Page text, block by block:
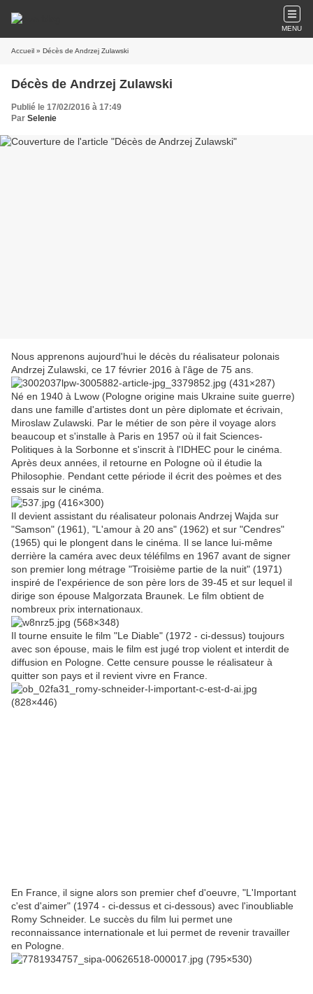
MENU
Accueil » Décès de Andrzej Zulawski
Décès de Andrzej Zulawski
Publié le 17/02/2016 à 17:49
Par Selenie
Nous apprenons aujourd'hui le décès du réalisateur polonais
Andrzej Zulawski, ce 17 février 2016 à l'âge de 75 ans.
Né en 1940 à Lwow (Pologne origine mais Ukraine suite guerre)
dans une famille d'artistes dont un père diplomate et écrivain,
Miroslaw Zulawski. Par le métier de son père il voyage alors
beaucoup et s'installe à Paris en 1957 où il fait Sciences-
Politiques à la Sorbonne et s'inscrit à l'IDHEC pour le cinéma.
Après deux années, il retourne en Pologne où il étudie la
Philosophie. Pendant cette période il écrit des poèmes et des
essais sur le cinéma.
Il devient assistant du réalisateur polonais Andrzej Wajda sur
"Samson" (1961), "L'amour à 20 ans" (1962) et sur "Cendres"
(1965) qui le plongent dans le cinéma. Il se lance lui-même
derrière la caméra avec deux téléfilms en 1967 avant de signer
son premier long métrage "Troisième partie de la nuit" (1971)
inspiré de l'expérience de son père lors de 39-45 et sur lequel il
dirige son épouse Malgorzata Braunek. Le film obtient de
nombreux prix internationaux.
Il tourne ensuite le film "Le Diable" (1972 - ci-dessus) toujours
avec son épouse, mais le film est jugé trop violent et interdit de
diffusion en Pologne. Cette censure pousse le réalisateur à
quitter son pays et il revient vivre en France.
En France, il signe alors son premier chef d'oeuvre, "L'Important
c'est d'aimer" (1974 - ci-dessus et ci-dessous) avec l'inoubliable
Romy Schneider. Le succès du film lui permet une
reconnaissance internationale et lui permet de revenir travailler
en Pologne.